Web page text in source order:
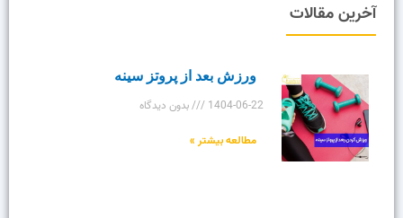
آخرین مقالات
ورزش بعد از پروتز سینه
1404-06-22
بدون دیدگاه
مطالعه بیشتر »